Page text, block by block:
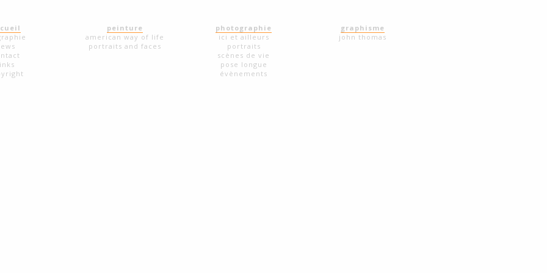
peinture
american way of life
portraits and faces
photographie
ici et ailleurs
portraits
scènes de vie
pose longue
évènements
graphisme
john thomas